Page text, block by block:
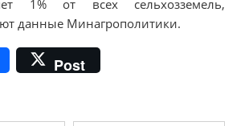
1% от всех сельхозземель,
данные Минагрополитики.
Post